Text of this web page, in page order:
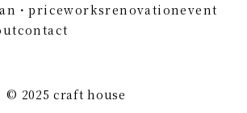
・priceworksrenovationevent
contact
© 2025 craft house